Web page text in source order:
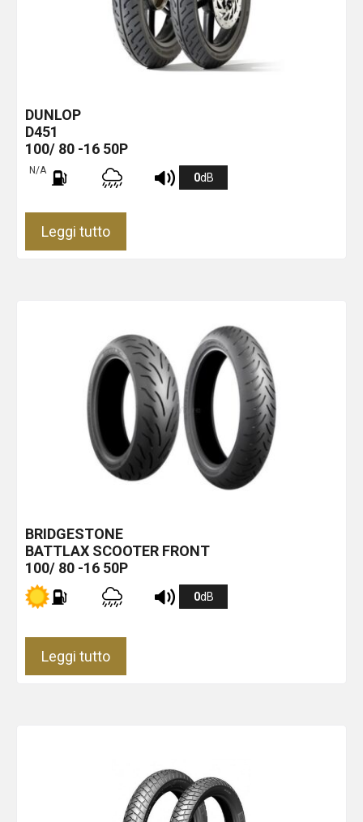
DUNLOP
D451
100/ 80 -16 50P
N/A
0dB
Leggi tutto
BRIDGESTONE
BATTLAX SCOOTER FRONT
100/ 80 -16 50P
0dB
Leggi tutto